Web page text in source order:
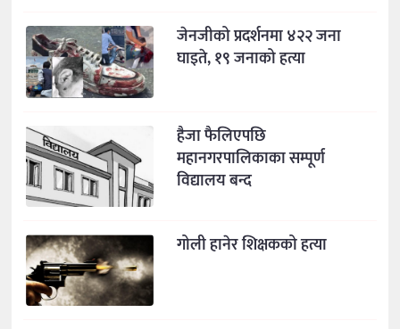
जेनजीको प्रदर्शनमा ४२२ जना
घाइते, १९ जनाको हत्या
हैजा फैलिएपछि
महानगरपालिकाका सम्पूर्ण
विद्यालय बन्द
गोली हानेर शिक्षकको हत्या